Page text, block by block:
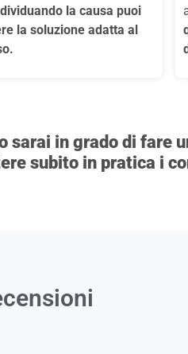
la causa puoi
la soluzione adatta al
sarai in grado di fare
subito in pratica i